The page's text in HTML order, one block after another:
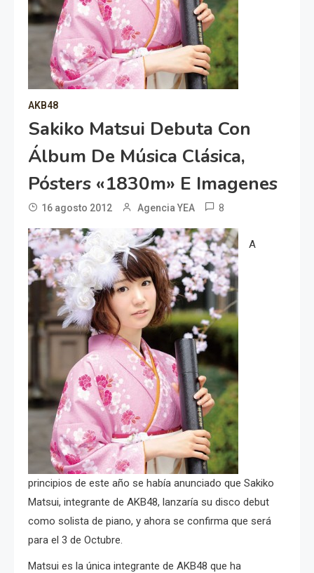
AKB48
Sakiko Matsui Debuta Con
Álbum De Música Clásica,
Pósters «1830m» E Imagenes
16 agosto 2012 Agencia YEA 8
A
principios de este año se había anunciado que Sakiko
Matsui, integrante de AKB48, lanzaría su disco debut
como solista de piano, y ahora se confirma que será
para el 3 de Octubre.
Matsui es la única integrante de AKB48 que ha